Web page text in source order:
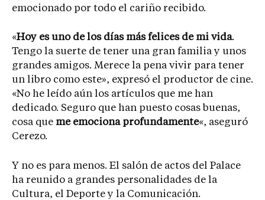
emocionado por todo el cariño recibido.
«Hoy es uno de los días más felices de mi vida.
Tengo la suerte de tener una gran familia y unos
grandes amigos. Merece la pena vivir para tener
un libro como este», expresó el productor de cine.
«No he leído aún los artículos que me han
dedicado. Seguro que han puesto cosas buenas,
cosa que me emociona profundamente«, aseguró
Cerezo.
Y no es para menos. El salón de actos del Palace
ha reunido a grandes personalidades de la
Cultura, el Deporte y la Comunicación.